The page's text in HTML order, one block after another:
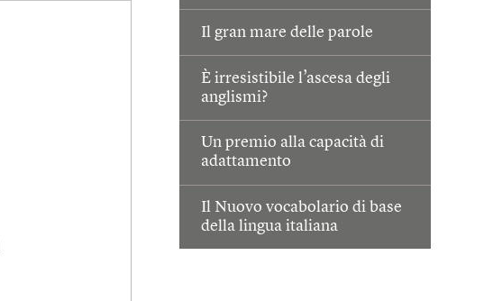
Il gran mare delle parole
È irresistibile l’ascesa degli
anglismi?
Un premio alla capacità di
adattamento
Il Nuovo vocabolario di base
della lingua italiana